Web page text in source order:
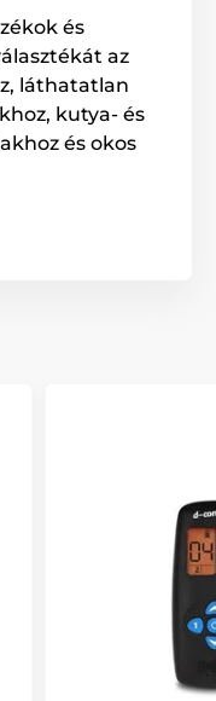
és
az
láthatatlan
kutya- és
és okos